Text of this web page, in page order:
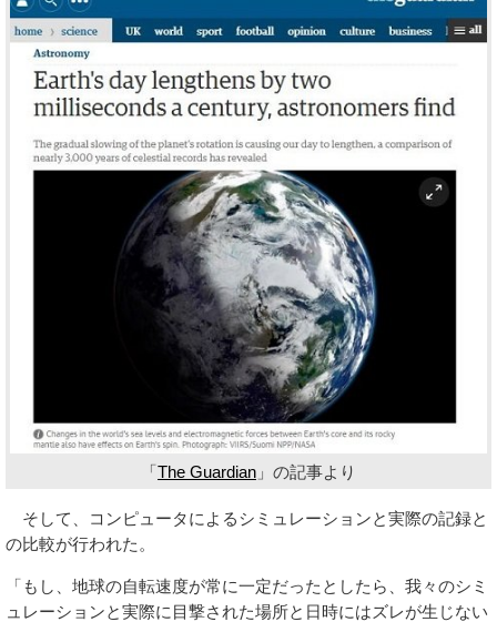
「The Guardian 」の記事より
そして、コンピュータによるシミュレーションと実際の記録と
の比較が行われた。
「もし、地球の自転速度が常に一定だったとしたら、我々のシミ
ュレーションと実際に目撃された場所と日時にはズレが生じない